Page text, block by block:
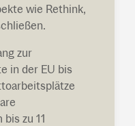
wie Rethink,
zur
in der EU bis
zu 11